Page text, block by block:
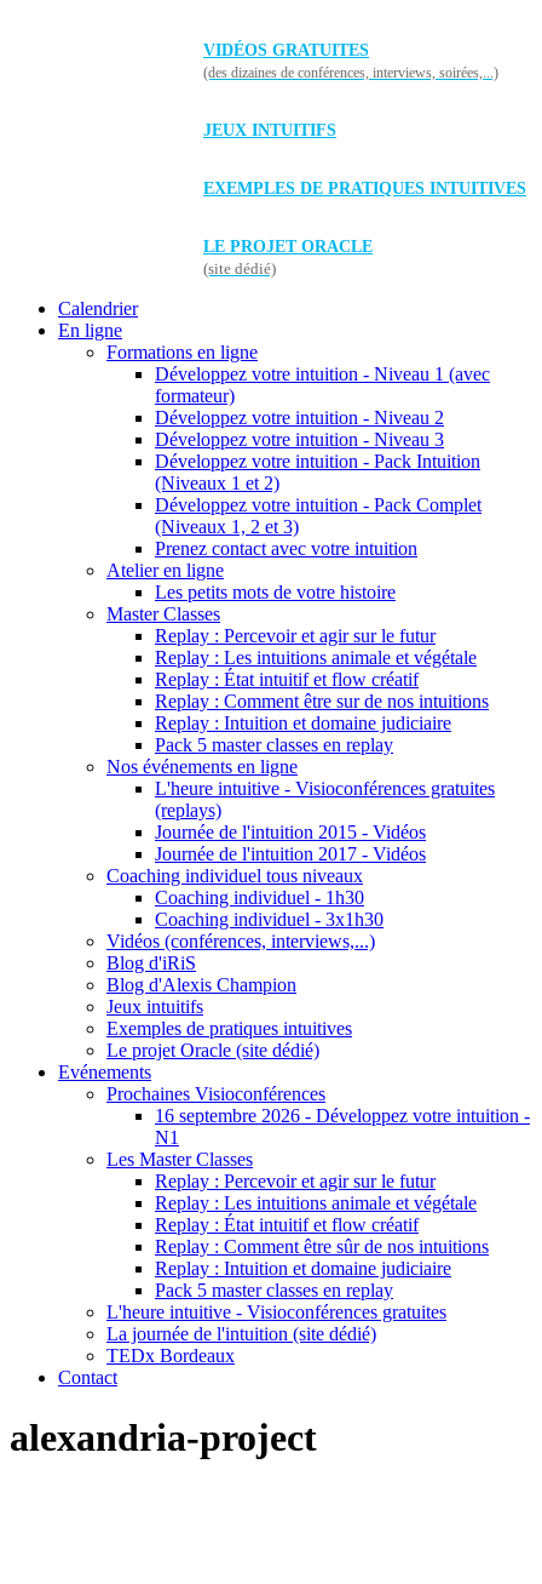
VIDÉOS GRATUITES
(des dizaines de conférences, interviews, soirées,...)
JEUX INTUITIFS
EXEMPLES DE PRATIQUES INTUITIVES
LE PROJET ORACLE
(site dédié)
Calendrier
En ligne
Formations en ligne
Développez votre intuition - Niveau 1 (avec
formateur)
Développez votre intuition - Niveau 2
Développez votre intuition - Niveau 3
Développez votre intuition - Pack Intuition
(Niveaux 1 et 2)
Développez votre intuition - Pack Complet
(Niveaux 1, 2 et 3)
Prenez contact avec votre intuition
Atelier en ligne
Les petits mots de votre histoire
Master Classes
Replay : Percevoir et agir sur le futur
Replay : Les intuitions animale et végétale
Replay : État intuitif et flow créatif
Replay : Comment être sur de nos intuitions
Replay : Intuition et domaine judiciaire
Pack 5 master classes en replay
Nos événements en ligne
L'heure intuitive - Visioconférences gratuites
(replays)
Journée de l'intuition 2015 - Vidéos
Journée de l'intuition 2017 - Vidéos
Coaching individuel tous niveaux
Coaching individuel - 1h30
Coaching individuel - 3x1h30
Vidéos (conférences, interviews,...)
Blog d'iRiS
Blog d'Alexis Champion
Jeux intuitifs
Exemples de pratiques intuitives
Le projet Oracle (site dédié)
Evénements
Prochaines Visioconférences
16 septembre 2026 - Développez votre intuition -
N1
Les Master Classes
Replay : Percevoir et agir sur le futur
Replay : Les intuitions animale et végétale
Replay : État intuitif et flow créatif
Replay : Comment être sûr de nos intuitions
Replay : Intuition et domaine judiciaire
Pack 5 master classes en replay
L'heure intuitive - Visioconférences gratuites
La journée de l'intuition (site dédié)
TEDx Bordeaux
Contact
alexandria-project